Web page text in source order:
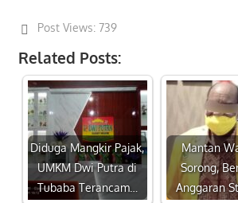
Post Views: 739
Related Posts:
Diduga Mangkir Pajak,
UMKM Dwi Putra di
Tubaba Terancam…
Mantan
Sorong,
Anggaran